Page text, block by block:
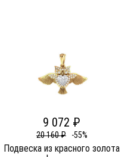
9 072 ₽
20 160 ₽ -55%
Подвеска из красного золота